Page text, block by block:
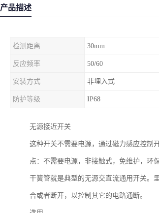
产品描述
检测距离 30mm
反应频率 50/60
安装方式 非埋入式
防护等级 IP68
无源接近开关
这种开关不需要电源，通过磁力感应控制
点：不需要电源，非接触式，免维护，环保
干簧管就是典型的无源交直流通用开关。
合或者断开，以控制其它的电路通断。